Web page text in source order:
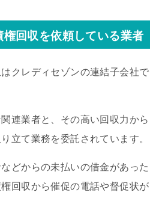
権回収を依頼している業者
クレディセゾンの連結子会社で
連業者と、その高い回収力から
立て業務を委託されています。
どからの未払いの借金があった
回収から催促の電話や督促状が